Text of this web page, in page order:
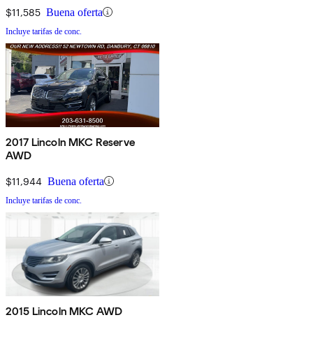
$11,585 Buena oferta
Incluye tarifas de conc.
2017 Lincoln MKC Reserve
AWD
$11,944 Buena oferta
Incluye tarifas de conc.
2015 Lincoln MKC AWD